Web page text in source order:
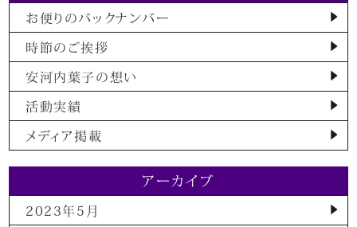
お便りのバックナンバー
時節のご挨拶
安河内葉子の想い
活動実績
メディア掲載
アーカイブ
2023年5月